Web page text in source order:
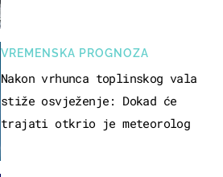
VREMENSKA PROGNOZA
Nakon vrhunca toplinskog vala
stiže osvježenje: Dokad će
trajati otkrio je meteorolog